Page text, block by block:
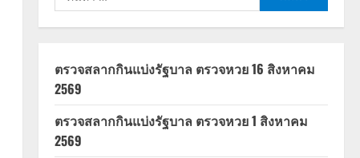
สำหรับ:
ตรวจสลากกินแบ่งรัฐบาล ตรวจหวย 16 สิงหาคม
2569
ตรวจสลากกินแบ่งรัฐบาล ตรวจหวย 1 สิงหาคม
2569